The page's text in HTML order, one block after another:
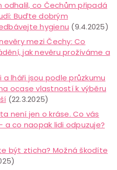
odhalil, co Čechům připadá
Buďte dobrým
hygienu (9.4.2025)
mezi Čechy: Co
jak nevěru prožíváme a
a lháři jsou podle průzkumu
ocase vlastností k výběru
(22.3.2025)
není jen o kráse. Co vás
co naopak lidi odpuzuje?
být zticha? Možná škodíte